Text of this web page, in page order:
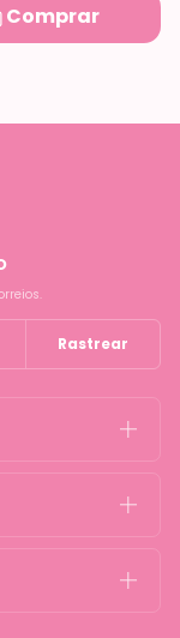
Comprar
Rastrear